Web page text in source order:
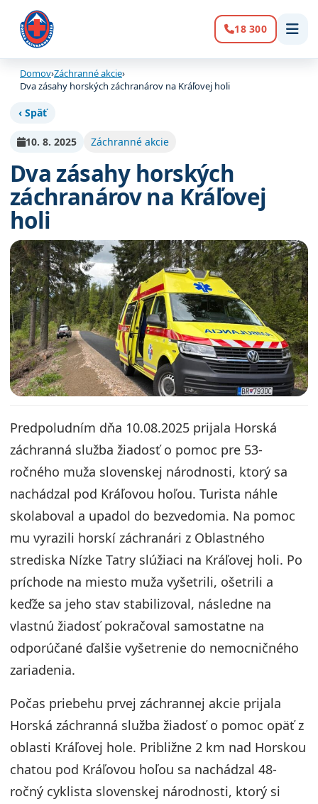
Volanie:
18 300
Domov›Záchranné akcie›
Dva zásahy horských záchranárov na Kráľovej holi
‹ Späť
10. 8. 2025 Záchranné akcie
Dva zásahy horských
záchranárov na Kráľovej
holi
Predpoludním dňa 10.08.2025 prijala Horská
záchranná služba žiadosť o pomoc pre 53-
ročného muža slovenskej národnosti, ktorý sa
nachádzal pod Kráľovou hoľou. Turista náhle
skolaboval a upadol do bezvedomia. Na pomoc
mu vyrazili horskí záchranári z Oblastného
strediska Nízke Tatry slúžiaci na Kráľovej holi. Po
príchode na miesto muža vyšetrili, ošetrili a
keďže sa jeho stav stabilizoval, následne na
vlastnú žiadosť pokračoval samostatne na
odporúčané ďalšie vyšetrenie do nemocničného
zariadenia.
Počas priebehu prvej záchrannej akcie prijala
Horská záchranná služba žiadosť o pomoc opäť z
oblasti Kráľovej hole. Približne 2 km nad Horskou
chatou pod Kráľovou hoľou sa nachádzal 48-
ročný cyklista slovenskej národnosti, ktorý si